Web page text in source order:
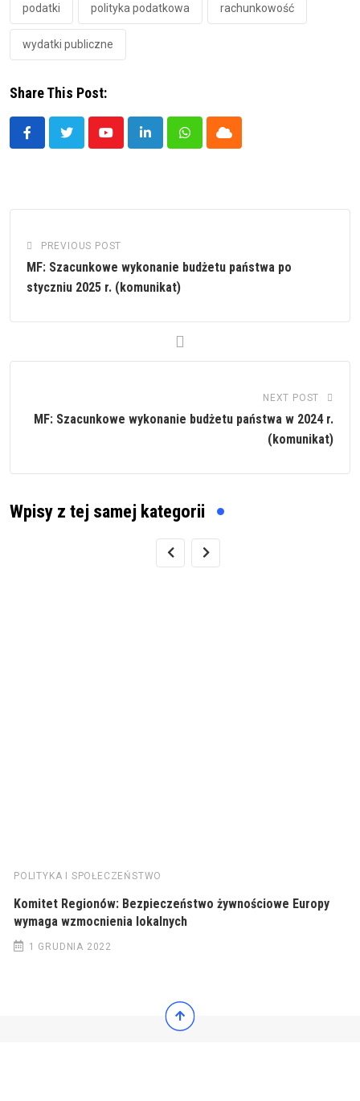
podatki polityka podatkowa rachunkowość
wydatki publiczne
Share This Post:
YoutubeLinkedInWhatsappCloud
PREVIOUS POST
MF: Szacunkowe wykonanie budżetu państwa po
styczniu 2025 r. (komunikat)
NEXT POST
MF: Szacunkowe wykonanie budżetu państwa w 2024 r.
(komunikat)
Wpisy z tej samej kategorii
POLITYKA I SPOŁECZEŃSTWO
Komitet Regionów: Bezpieczeństwo żywnościowe Europy
wymaga wzmocnienia lokalnych
1 GRUDNIA 2022